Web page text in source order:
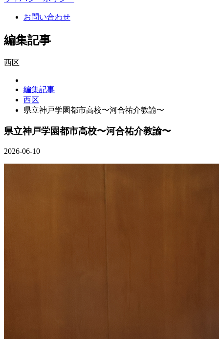
お問い合わせ
編集記事
西区
編集記事
西区
県立神戸学園都市高校〜河合祐介教諭〜
県立神戸学園都市高校〜河合祐介教諭〜
2026-06-10